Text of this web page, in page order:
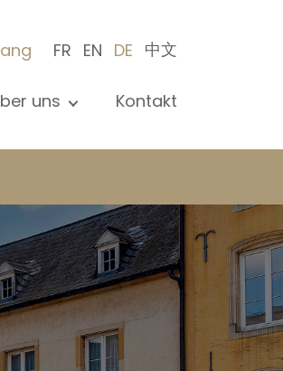
FR EN DE 中文
uns
Tipps
Karriere
Kontakt